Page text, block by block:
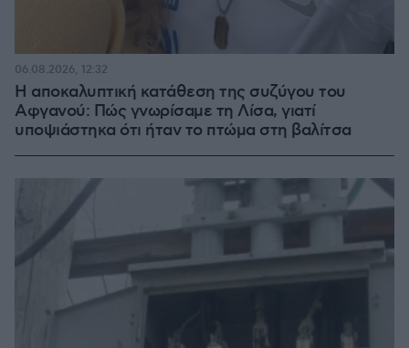
Η αποκαλυπτική κατάθεση της συζύγου του
Αφγανού: Πώς γνωρίσαμε τη Λίσα, γιατί
υποψιάστηκα ότι ήταν το πτώμα στη βαλίτσα
06.08.2026, 12:32